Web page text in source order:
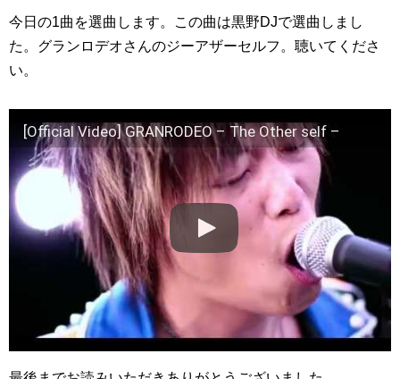
今日の1曲を選曲します。この曲は黒野DJで選曲しまし
た。グランロデオさんのジーアザーセルフ。聴いてくださ
い。
[Official Video] GRANRODEO – The Other self –